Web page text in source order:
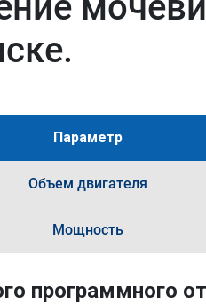
Параметр
Объем двигателя
Мощность
программного